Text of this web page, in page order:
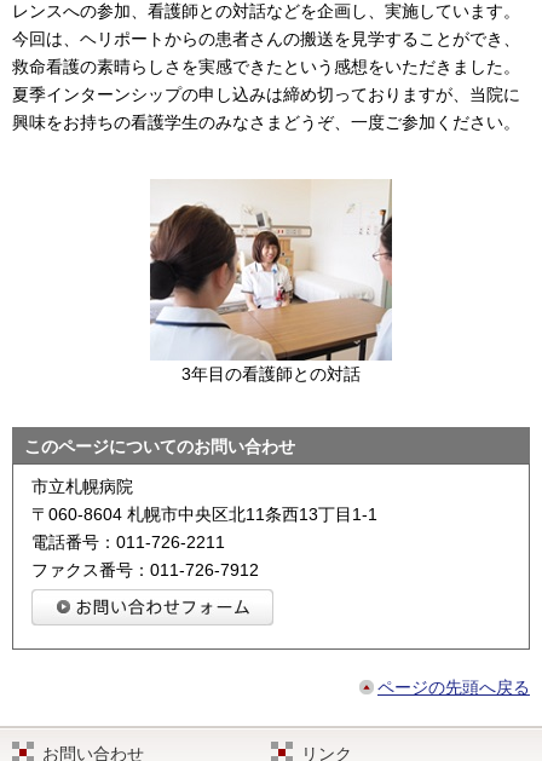
レンスへの参加、看護師との対話などを企画し、実施しています。
今回は、ヘリポートからの患者さんの搬送を見学することができ、
救命看護の素晴らしさを実感できたという感想をいただきました。
夏季インターンシップの申し込みは締め切っておりますが、当院に
興味をお持ちの看護学生のみなさまどうぞ、一度ご参加ください。
3年目の看護師との対話
このページについてのお問い合わせ
市立札幌病院
〒060-8604 札幌市中央区北11条西13丁目1-1
電話番号：011-726-2211
ファクス番号：011-726-7912
ページの先頭へ戻る
お問い合わせ リンク